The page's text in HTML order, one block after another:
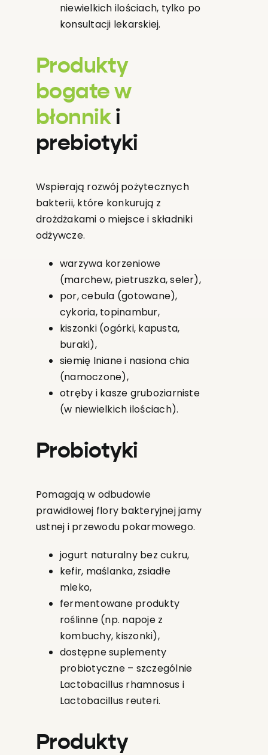
niewielkich ilościach, tylko po
konsultacji lekarskiej.
Produkty
bogate w
błonniki
prebiotyki
Wspierają rozwój pożytecznych
bakterii, które konkurują z
drożdżakami o miejsce i składniki
odżywcze.
warzywa korzeniowe
(marchew, pietruszka, seler),
por, cebula (gotowane),
cykoria, topinambur,
kiszonki (ogórki, kapusta,
buraki),
siemię lniane i nasiona chia
(namoczone),
otręby i kasze gruboziarniste
(w niewielkich ilościach).
Probiotyki
Pomagają w odbudowie
prawidłowej flory bakteryjnej jamy
ustnej i przewodu pokarmowego.
jogurt naturalny bez cukru,
kefir, maślanka, zsiadłe
mleko,
fermentowane produkty
roślinne (np. napoje z
kombuchy, kiszonki),
dostępne suplementy
probiotyczne – szczególnie
Lactobacillus rhamnosus i
Lactobacillus reuteri.
Produkty